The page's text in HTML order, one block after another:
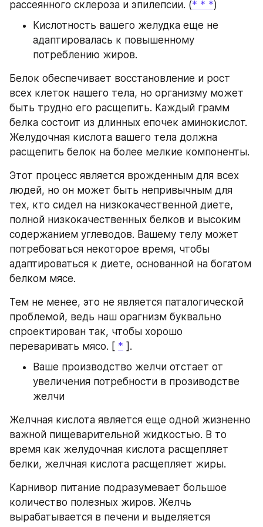
рассеянного склероза и эпилепсии. (* * *)
Кислотность вашего желудка еще не
адаптировалась к повышенному
потреблению жиров.
Белок обеспечивает восстановление и рост
всех клеток нашего тела, но организму может
быть трудно его расщепить. Каждый грамм
белка состоит из длинных епочек аминокислот.
Желудочная кислота вашего тела должна
расщепить белок на более мелкие компоненты.
Этот процесс является врожденным для всех
людей, но он может быть непривычным для
тех, кто сидел на низкокачественной диете,
полной низкокачественных белков и высоким
содержанием углеводов. Вашему телу может
потребоваться некоторое время, чтобы
адаптироваться к диете, основанной на богатом
белком мясе.
Тем не менее, это не является паталогической
проблемой, ведь наш орагнизм буквально
спроектирован так, чтобы хорошо
переваривать мясо. [ * ].
Ваше производство желчи отстает от
увеличения потребности в прозиводстве
желчи
Желчная кислота является еще одной жизненно
важной пищеварительной жидкостью. В то
время как желудочная кислота расщепляет
белки, желчная кислота расщепляет жиры.
Карнивор питание подразумевает большое
количество полезных жиров. Желчь
вырабатывается в печени и выделяется